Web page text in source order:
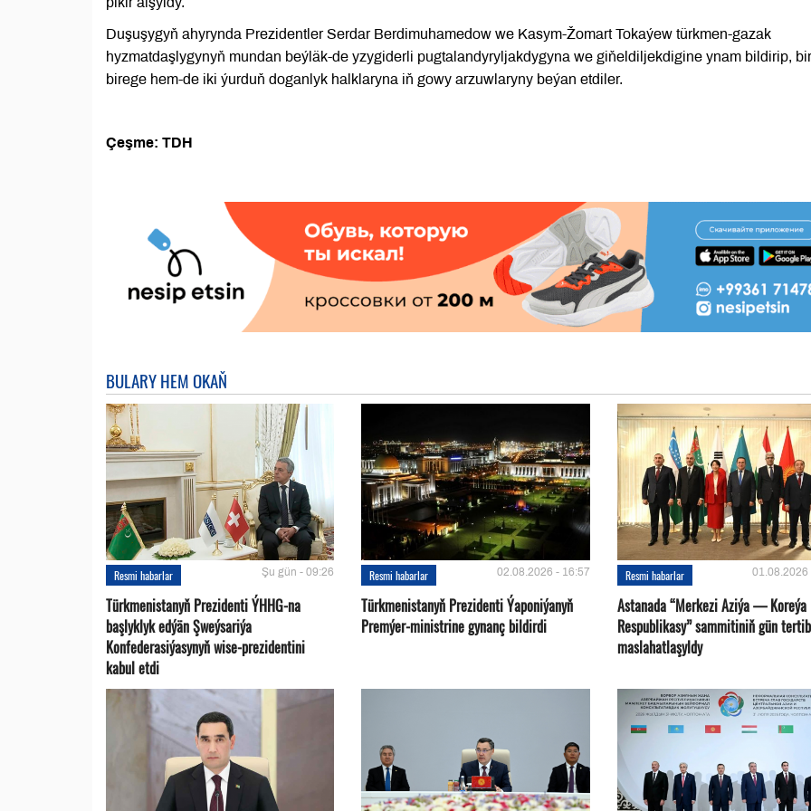
Duşuşygyň ahyrynda Prezidentler Serdar Berdimuhamedow we Kasym-Žomart Tokaýew türkmen-gazak
hyzmatdaşlygynyň mundan beýläk-de yzygiderli pugtalandyryljakdygyna we giňeldiljekdigine ynam bildirip,
birege hem-de iki ýurduň doganlyk halklaryna iň gowy arzuwlaryny beýan etdiler.
Çeşme: TDH
BULARY HEM OKAŇ
Resmi habarlar Şu gün - 09:26
Türkmenistanyň Prezidenti ÝHHG-na
başlyklyk edýän Şweýsariýa
Konfederasiýasynyň wise-prezidentini
kabul etdi
Resmi habarlar 02.08.2026 - 16:57
Türkmenistanyň Prezidenti Ýaponiýanyň
Premýer-ministrine gynanç bildirdi
Resmi habarlar 01.08.2026
Astanada “Merkezi Aziýa — Koreýa
Respublikasy” sammitiniň gün
maslahatlaşyldy